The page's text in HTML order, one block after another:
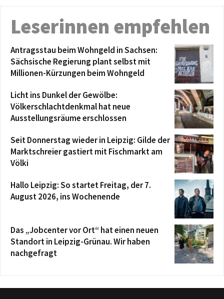
Leserinnen empfehlen
Antragsstau beim Wohngeld in Sachsen:
Sächsische Regierung plant selbst mit
Millionen-Kürzungen beim Wohngeld
Licht ins Dunkel der Gewölbe:
Völkerschlachtdenkmal hat neue
Ausstellungsräume erschlossen
Seit Donnerstag wieder in Leipzig: Gilde der
Marktschreier gastiert mit Fischmarkt am
Völki
Hallo Leipzig: So startet Freitag, der 7.
August 2026, ins Wochenende
Das „Jobcenter vor Ort“ hat einen neuen
Standort in Leipzig-Grünau. Wir haben
nachgefragt